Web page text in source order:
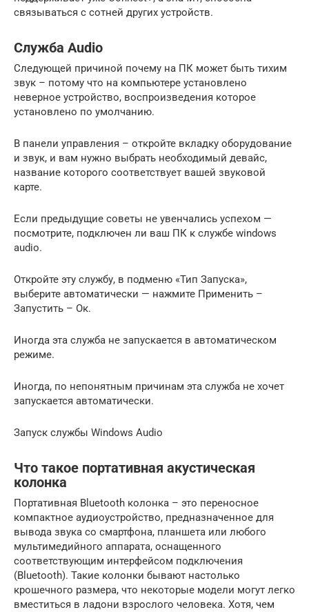
связываться с сотней других устройств.
Служба Audio
Следующей причиной почему на ПК может быть тихим
звук – потому что на компьютере установлено
неверное устройство, воспроизведения которое
установлено по умолчанию.
В панели управления – откройте вкладку оборудование
и звук, и вам нужно выбрать необходимый девайс,
название которого соответствует вашей звуковой
карте.
Если предыдущие советы не увенчались успехом —
посмотрите, подключен ли ваш ПК к службе windows
audio.
Откройте эту службу, в подменю «Тип Запуска»,
выберите автоматически — нажмите Применить –
Запустить – Ок.
Иногда эта служба не запускается в автоматическом
режиме.
Иногда, по непонятным причинам эта служба не хочет
запускается автоматически.
Запуск службы Windows Audio
Что такое портативная акустическая
колонка
Портативная Bluetooth колонка – это переносное
компактное аудиоустройство, предназначенное для
вывода звука со смартфона, планшета или любого
мультимедийного аппарата, оснащенного
соответствующим интерфейсом подключения
(Bluetooth). Такие колонки бывают настолько
крошечного размера, что некоторые модели могут легко
вместиться в ладони взрослого человека. Хотя, чем